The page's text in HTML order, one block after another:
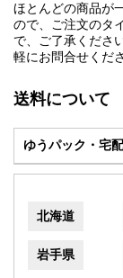
ほとんどの商品が
ので、ご注文のタ
で、ご了承くださ
軽にお問合せくだ
送料について
ゆうパック・宅
北海道
岩手県